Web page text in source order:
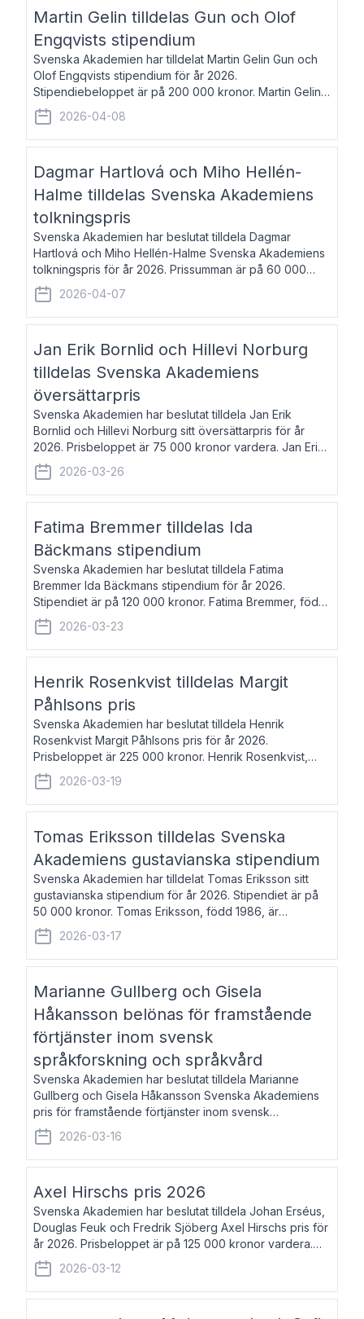
Martin Gelin tilldelas Gun och Olof
Engqvists stipendium
Svenska Akademien har tilldelat Martin Gelin Gun och
Olof Engqvists stipendium för år 2026.
Stipendiebeloppet är på 200 000 kronor. Martin Gelin,
född 1978, är journalist och författare. Han lever
numera i Paris men var under många år bosat
2026-04-08
Dagmar Hartlová och Miho Hellén-
Halme tilldelas Svenska Akademiens
tolkningspris
Svenska Akademien har beslutat tilldela Dagmar
Hartlová och Miho Hellén-Halme Svenska Akademiens
tolkningspris för år 2026. Prissumman är på 60 000
kronor var. Dagmar Hartlová, född 1951, översätter
huvudsakligen från svenska till tjeckiska
2026-04-07
Jan Erik Bornlid och Hillevi Norburg
tilldelas Svenska Akademiens
översättarpris
Svenska Akademien har beslutat tilldela Jan Erik
Bornlid och Hillevi Norburg sitt översättarpris för år
2026. Prisbeloppet är 75 000 kronor vardera. Jan Erik
Bornlid, född 1947, är översättare från tyska. Han är
främst känd för sina översät
2026-03-26
Fatima Bremmer tilldelas Ida
Bäckmans stipendium
Svenska Akademien har beslutat tilldela Fatima
Bremmer Ida Bäckmans stipendium för år 2026.
Stipendiet är på 120 000 kronor. Fatima Bremmer, född
1977, är journalist och författare. Hon utkom i fjol med
boken Ligan. Klarakvarterens blodsyst
2026-03-23
Henrik Rosenkvist tilldelas Margit
Påhlsons pris
Svenska Akademien har beslutat tilldela Henrik
Rosenkvist Margit Påhlsons pris för år 2026.
Prisbeloppet är 225 000 kronor. Henrik Rosenkvist,
född 1965, är professor i nordiska språk vid Göteborgs
universitet. Han disputerade 2004 på avhan
2026-03-19
Tomas Eriksson tilldelas Svenska
Akademiens gustavianska stipendium
Svenska Akademien har tilldelat Tomas Eriksson sitt
gustavianska stipendium för år 2026. Stipendiet är på
50 000 kronor. Tomas Eriksson, född 1986, är
projektledare inom marknadsföring och författare och
utkom i fjol med boken Syndabocken.
2026-03-17
Marianne Gullberg och Gisela
Håkansson belönas för framstående
förtjänster inom svensk
språkforskning och språkvård
Svenska Akademien har beslutat tilldela Marianne
Gullberg och Gisela Håkansson Svenska Akademiens
pris för framstående förtjänster inom svensk
språkforskning och språkvård till minne av Carl Gabriel
och Karin Forsberg för år 2026. Prissumma
2026-03-16
Axel Hirschs pris 2026
Svenska Akademien har beslutat tilldela Johan Erséus,
Douglas Feuk och Fredrik Sjöberg Axel Hirschs pris för
år 2026. Prisbeloppet är på 125 000 kronor vardera.
Johan Erséus, född 1959, är fackboksförfattare och
journalist med mångårigt för
2026-03-12